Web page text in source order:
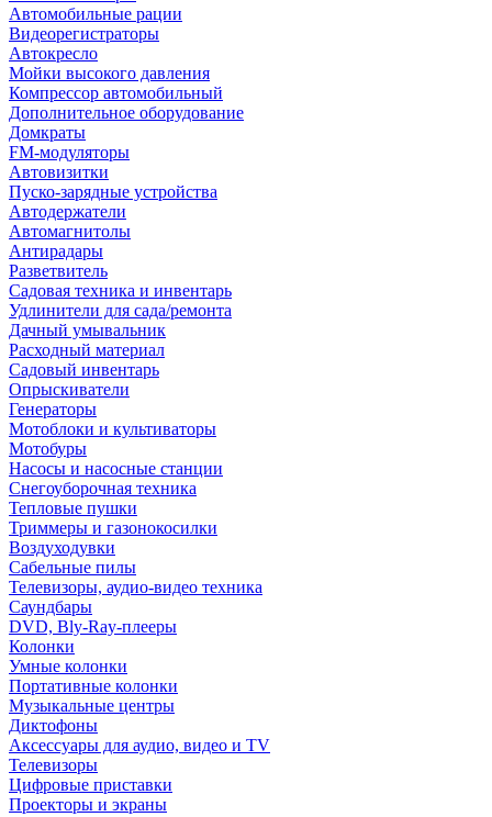
Автомобильные рации
Видеорегистраторы
Автокресло
Мойки высокого давления
Компрессор автомобильный
Дополнительное оборудование
Домкраты
FM-модуляторы
Автовизитки
Пуско-зарядные устройства
Автодержатели
Автомагнитолы
Антирадары
Разветвитель
Садовая техника и инвентарь
Удлинители для сада/ремонта
Дачный умывальник
Расходный материал
Садовый инвентарь
Опрыскиватели
Генераторы
Мотоблоки и культиваторы
Мотобуры
Насосы и насосные станции
Снегоуборочная техника
Тепловые пушки
Триммеры и газонокосилки
Воздуходувки
Сабельные пилы
Телевизоры, аудио-видео техника
Саундбары
DVD, Bly-Ray-плееры
Колонки
Умные колонки
Портативные колонки
Музыкальные центры
Диктофоны
Аксессуары для аудио, видео и TV
Телевизоры
Цифровые приставки
Проекторы и экраны